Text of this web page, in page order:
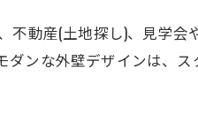
不動産(土地探し)、見学
ダンな外壁デザインは、